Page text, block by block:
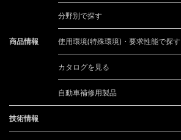
商品情報
分野別で探す
使用環境(特殊環境)・要求性能で探す
カタログを見る
自動車補修用製品
技術情報